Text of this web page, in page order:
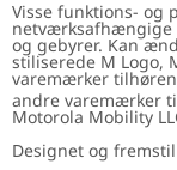
Visse funktions- og
netværksafhængige
og gebyrer. Kan
stiliserede M Logo,
varemærker
andre varemærker
Motorola Mobility
Designet og